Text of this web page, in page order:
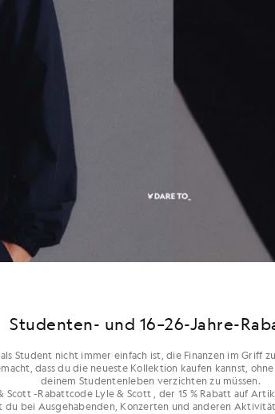
Studenten- und 16–26-Jahre-
als Student nicht immer einfach ist, die Finanzen im Griff
dass du die neueste Kollektion kaufen kannst,
deinem Studentenleben verzichten zu müssen.
Scott -Rabattcode Lyle & Scott , der 15 % Rabatt auf
du bei Ausgehabenden, Konzerten und anderen